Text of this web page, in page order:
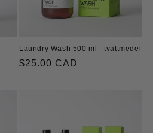
Laundry Wash 500 ml - tvättmedel
Ordinarie
$25.00 CAD